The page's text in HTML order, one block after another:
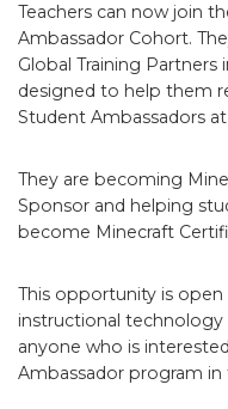
Teachers can now join
Ambassador Cohort.
Global Training
designed to help them
Student Ambassadors
They are becoming
Sponsor and helping
become Minecraft
This opportunity is
instructional technology
anyone who is
Ambassador program in